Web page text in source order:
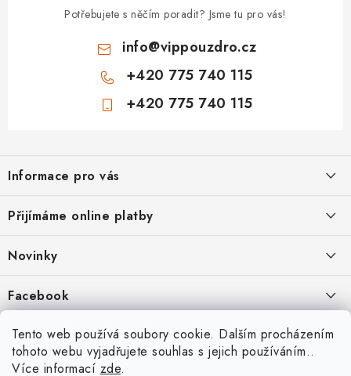
Tento web používá soubory cookie. Dalším procházením
tohoto webu vyjadřujete souhlas s jejich používáním..
Více informací zde.
Potřebujete s něčím poradit? Jsme tu pro vás!
info@vippouzdro.cz
+420 775 740 115
+420 775 740 115
p
a
Informace pro vás
Jak nakupovat
Ochrana osobních údajů
Hodnocení obchodu
Doprava a platba
Vrácení zboží a reklamace
Přijímáme online platby
Novinky
Kryty, pouzdra, obaly na mobil Apple iPhone.
11.9.2022
Nová skla pro vaši ochranu
22.8.2020
Facebook
Heureka Recenze obchodu